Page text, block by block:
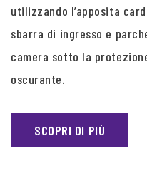
utilizzando l’apposita
sbarra di ingresso e
camera sotto la
oscurante.
SCOPRI DI PIÙ